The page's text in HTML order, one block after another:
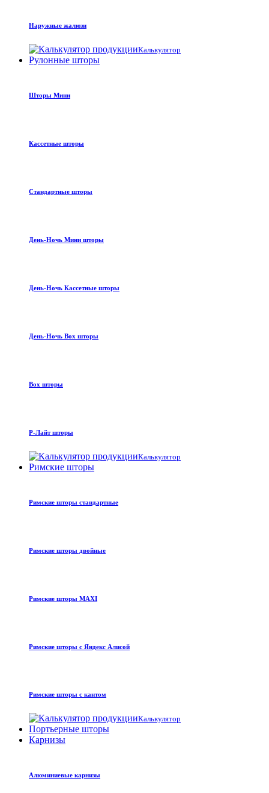
Наружные жалюзи
Калькулятор
Рулонные шторы
Шторы Мини
Кассетные шторы
Стандартные шторы
День-Ночь Мини шторы
День-Ночь Кассетные шторы
День-Ночь Box шторы
Box шторы
Р-Лайт шторы
Калькулятор
Римские шторы
Римские шторы стандартные
Римские шторы двойные
Римские шторы MAXI
Римские шторы с Яндекс Алисой
Римские шторы с кантом
Калькулятор
Портьерные шторы
Карнизы
Алюминиевые карнизы